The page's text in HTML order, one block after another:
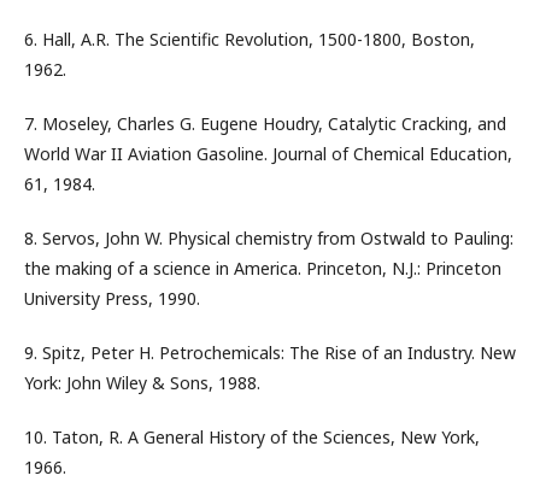
6. Hall, A.R. The Scientific Revolution, 1500-1800, Boston,
1962.
7. Moseley, Charles G. Eugene Houdry, Catalytic Cracking, and
World War II Aviation Gasoline. Journal of Chemical Education,
61, 1984.
8. Servos, John W. Physical chemistry from Ostwald to Pauling:
the making of a science in America. Princeton, N.J.: Princeton
University Press, 1990.
9. Spitz, Peter H. Petrochemicals: The Rise of an Industry. New
York: John Wiley & Sons, 1988.
10. Taton, R. A General History of the Sciences, New York,
1966.